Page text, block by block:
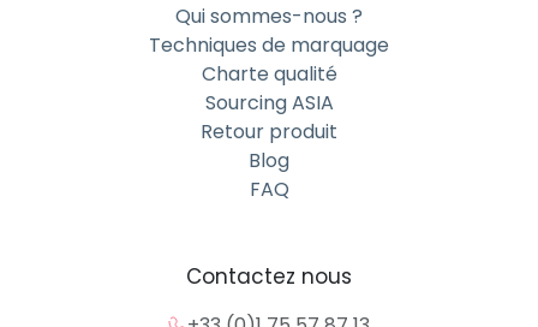
Impression céramique : netteté et
La personnalisation en impression céramique offre
une qualité d’image remarquable. Les couleurs
restent éclatantes au fil du temps, même après de
Pour les designs plus sobres ou monochromes, la
Qui sommes-nous ?
Techniques de marquage
Charte qualité
Sourcing ASIA
Retour produit
Blog
FAQ
Contactez nous